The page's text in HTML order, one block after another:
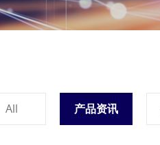
All 产品资讯